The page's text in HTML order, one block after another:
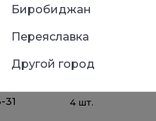
47
66
37
31 4 шт.
Биробиджан
Переяславка
Другой город